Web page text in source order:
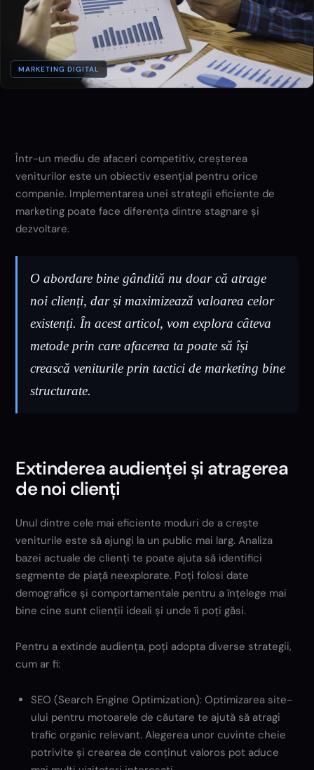
MARKETING DIGITAL
Într-un mediu de afaceri competitiv, creșterea
veniturilor este un obiectiv esențial pentru orice
companie. Implementarea unei strategii eficiente de
marketing poate face diferența dintre stagnare și
dezvoltare.
O abordare bine gândită nu doar că atrage
noi clienți, dar și maximizează valoarea celor
existenți. În acest articol, vom explora câteva
metode prin care afacerea ta poate să își
crească veniturile prin tactici de marketing bine
structurate.
Extinderea audienței și atragerea
de noi clienți
Unul dintre cele mai eficiente moduri de a crește
veniturile este să ajungi la un public mai larg. Analiza
bazei actuale de clienți te poate ajuta să identifici
segmente de piață neexplorate. Poți folosi date
demografice și comportamentale pentru a înțelege mai
bine cine sunt clienții ideali și unde îi poți găsi.
Pentru a extinde audiența, poți adopta diverse strategii,
cum ar fi:
SEO (Search Engine Optimization): Optimizarea site-
ului pentru motoarele de căutare te ajută să atragi
trafic organic relevant. Alegerea unor cuvinte cheie
potrivite și crearea de conținut valoros pot aduce